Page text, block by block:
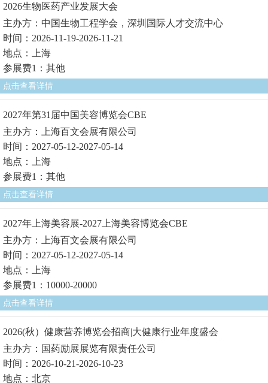
2026生物医药产业发展大会
主办方：中国生物工程学会，深圳国际人才交流中心
时间：2026-11-19-2026-11-21
地点：上海
参展费1：其他
点击查看详情
2027年第31届中国美容博览会CBE
主办方：上海百文会展有限公司
时间：2027-05-12-2027-05-14
地点：上海
参展费1：其他
点击查看详情
2027年上海美容展-2027上海美容博览会CBE
主办方：上海百文会展有限公司
时间：2027-05-12-2027-05-14
地点：上海
参展费1：10000-20000
点击查看详情
2026(秋）健康营养博览会招商|大健康行业年度盛会
主办方：国药励展展览有限责任公司
时间：2026-10-21-2026-10-23
地点：北京